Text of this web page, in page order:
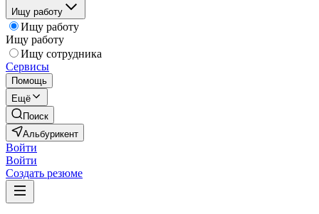
Ищу работу
Ищу работу
Ищу работу
Ищу сотрудника
Сервисы
Помощь
Ещё
Поиск
Альбурикент
Войти
Войти
Создать резюме